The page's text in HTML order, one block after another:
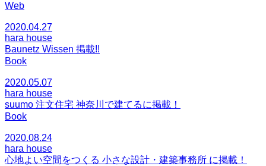
Web
2020.04.27
hara house
Baunetz Wissen 掲載!!
Book
2020.05.07
hara house
suumo 注文住宅 神奈川で建てるに掲載！
Book
2020.08.24
hara house
心地よい空間をつくる 小さな設計・建築事務所 に掲載！